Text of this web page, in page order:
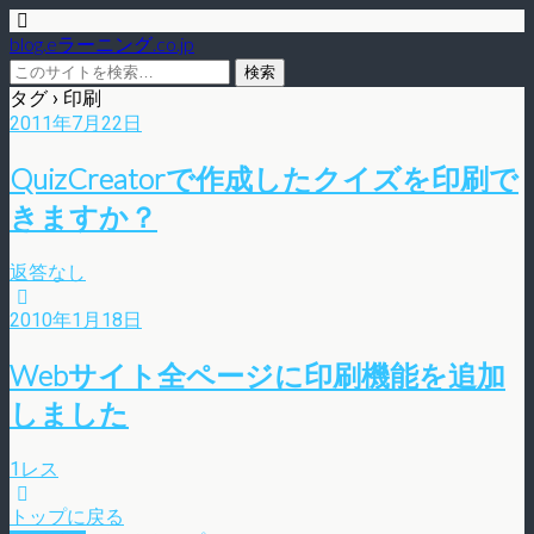
blog.eラーニング.co.jp
タグ › 印刷
2011年7月22日
QuizCreatorで作成したクイズを印刷で
きますか？
返答なし
2010年1月18日
Webサイト全ページに印刷機能を追加
しました
1レス
トップに戻る